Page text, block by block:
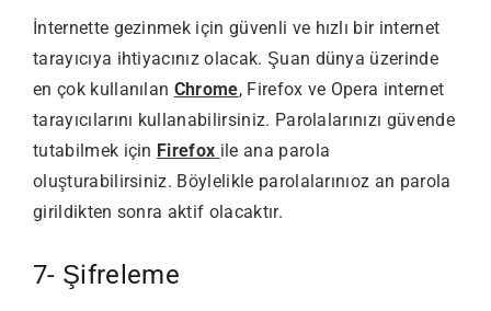
İnternette gezinmek için güvenli ve hızlı bir internet
tarayıcıya ihtiyacınız olacak. Şuan dünya üzerinde
en çok kullanılan Chrome, Firefox ve Opera internet
tarayıcılarını kullanabilirsiniz. Parolalarınızı güvende
tutabilmek için Firefox ile ana parola
oluşturabilirsiniz. Böylelikle parolalarınıoz an parola
girildikten sonra aktif olacaktır.
7- Şifreleme